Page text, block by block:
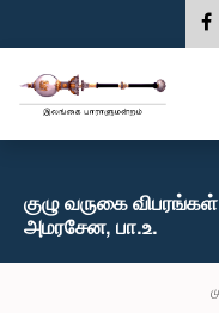
குழு வருகை
அமரசேன, பா.உ.